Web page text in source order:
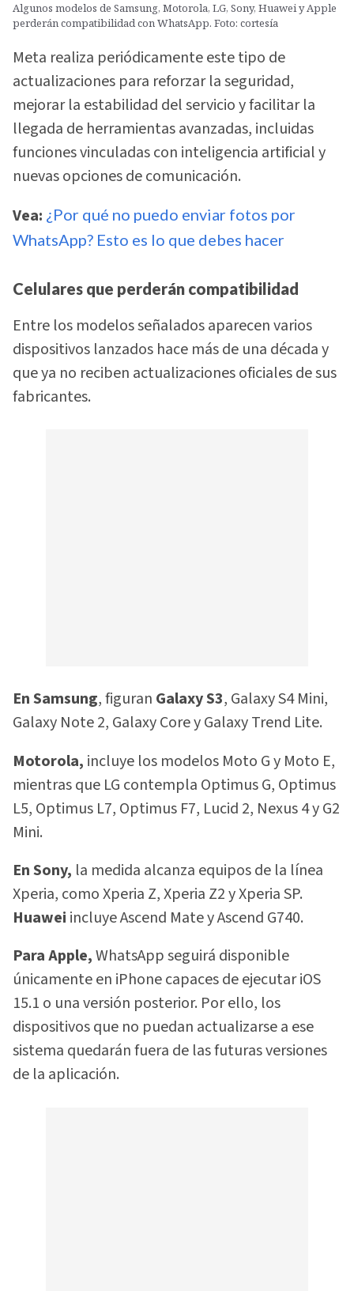
Algunos modelos de Samsung, Motorola, LG, Sony, Huawei y Apple
perderán compatibilidad con WhatsApp. Foto: cortesía
Meta realiza periódicamente este tipo de
actualizaciones para reforzar la seguridad,
mejorar la estabilidad del servicio y facilitar la
llegada de herramientas avanzadas, incluidas
funciones vinculadas con inteligencia artificial y
nuevas opciones de comunicación.
Vea: ¿Por qué no puedo enviar fotos por
WhatsApp? Esto es lo que debes hacer
Celulares que perderán compatibilidad
Entre los modelos señalados aparecen varios
dispositivos lanzados hace más de una década y
que ya no reciben actualizaciones oficiales de sus
fabricantes.
En Samsung, figuran Galaxy S3, Galaxy S4 Mini,
Galaxy Note 2, Galaxy Core y Galaxy Trend Lite.
Motorola, incluye los modelos Moto G y Moto E,
mientras que LG contempla Optimus G, Optimus
L5, Optimus L7, Optimus F7, Lucid 2, Nexus 4 y G2
Mini.
En Sony, la medida alcanza equipos de la línea
Xperia, como Xperia Z, Xperia Z2 y Xperia SP.
Huawei incluye Ascend Mate y Ascend G740.
Para Apple,WhatsApp seguirá disponible
únicamente en iPhone capaces de ejecutar iOS
15.1 o una versión posterior. Por ello, los
dispositivos que no puedan actualizarse a ese
sistema quedarán fuera de las futuras versiones
de la aplicación.